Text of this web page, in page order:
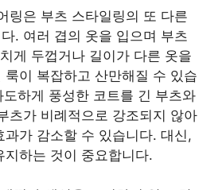
링은 부츠 스타일링의 또 다른
. 여러 겹의 옷을 입으며 부츠
게 두껍거나 길이가 다른 옷을
룩이 복잡하고 산만해질 수 있습
하게 풍성한 코트를 긴 부츠와
츠가 비례적으로 강조되지 않아
과가 감소할 수 있습니다. 대신,
지하는 것이 중요합니다.